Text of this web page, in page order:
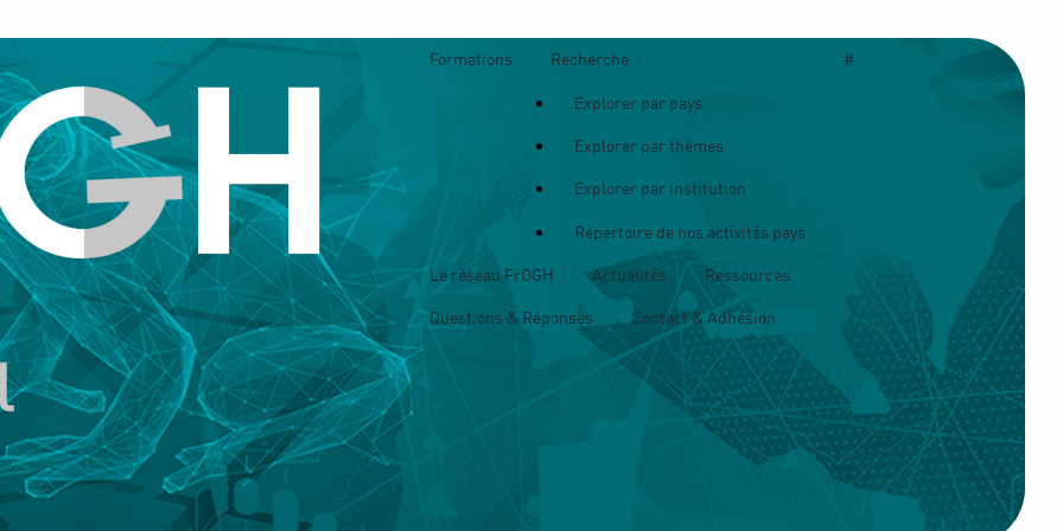
Formations Recherche
Explorer par pays
Explorer par thèmes
Explorer par institution
Répertoire de nos activités pays
#
Le réseau FrOGH Actualités Ressources
Questions & Réponses Contact & Adhésion